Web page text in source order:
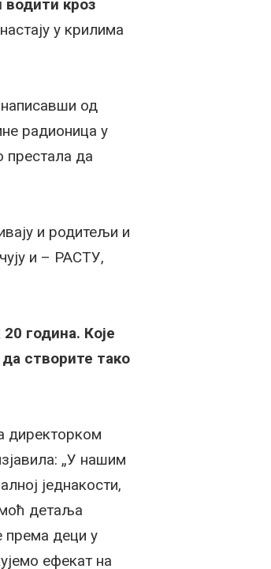
кроз
у крилима
од
радионица у
престала да
и родитељи и
и – РАСТУ,
година. Које
створите тако
директорком
„У нашим
једнакости,
детаља
према деци у
ефекат на